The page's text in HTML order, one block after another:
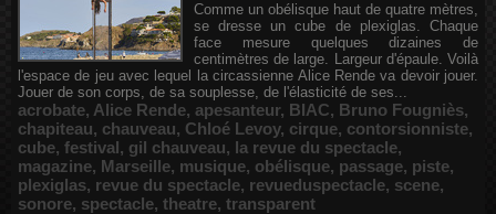
Comme un obélisque haut de quatre mètres,
se dresse un cube de plexiglas. Chaque
face mesure quelques dizaines de
centimètres de large. Largeur d'épaule. Voilà
l'espace de jeu avec lequel la circassienne Alice Rende va devoir jouer.
Jouer de son corps, de sa souplesse, de l'élasticité de ses...
acrobate, Alice Rende, apesanteur, BIAC, Bruno Fougniès,
chapiteau, chauveau, Chloé Levoy, cirque, contorsionniste,
cube, festival, gil chauveau, la revue du spectacle,
magazine, Marseille, musique, obélisque, passage, piste,
plexiglas, revue du spectacle, revueduspectacle, scene,
sonore, spectacle, theatre, transparent